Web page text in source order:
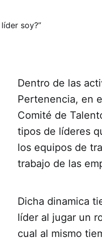
Dentro de las
Pertenencia, en
Comité de
tipos de líderes
los equipos de
trabajo de las
Dicha dinamica
líder al jugar un
cual al mismo